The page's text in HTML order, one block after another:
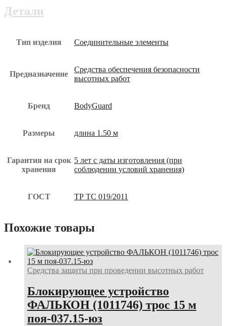
юз
Детали
Тип изделия Соединительные элементы
Предназначение
Средства обеспечения безопасности
высотных работ
Бренд BodyGuard
Размеры длина 1.50 м
Гарантия на срок
хранения
5 лет с даты изготовления (при
соблюдении условий хранения)
ГОСТ ТР ТС 019/2011
Похожие товары
Средства защиты при проведении высотных работ
Блокирующее устройство
ФАЛЬКОН (1011746) трос 15 м
поя-037.15-юз